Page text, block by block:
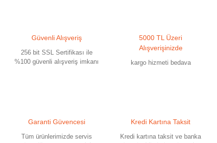
Güvenli Alışveriş
256 bit SSL Sertifikası ile
%100 güvenli alışveriş imkanı
5000 TL Üzeri
Alışverişinizde
kargo hizmeti bedava
Garanti Güvencesi
Tüm ürünlerimizde servis
Kredi Kartına Taksit
Kredi kartına taksit ve banka